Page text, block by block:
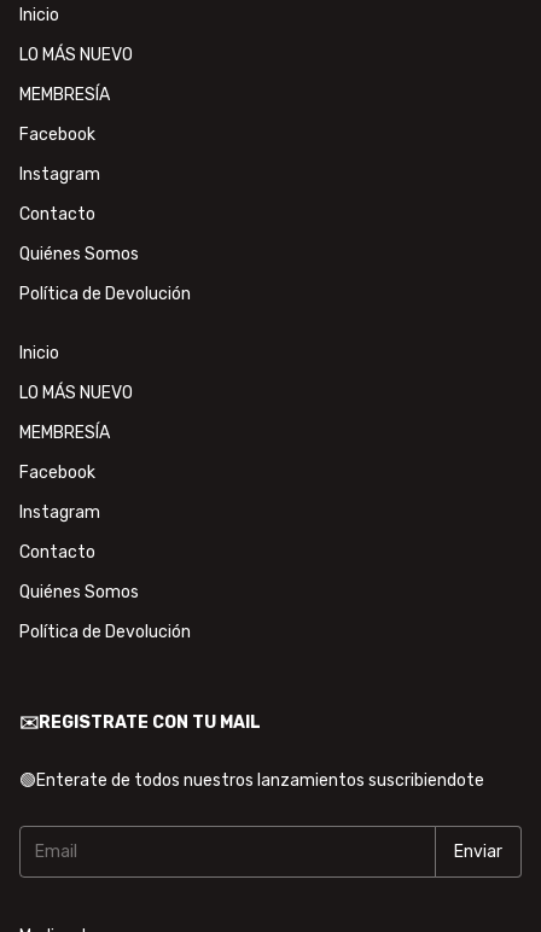
Inicio
LO MÁS NUEVO
MEMBRESÍA
Facebook
Instagram
Contacto
Quiénes Somos
Política de Devolución
Inicio
LO MÁS NUEVO
MEMBRESÍA
Facebook
Instagram
Contacto
Quiénes Somos
Política de Devolución
✉️REGISTRATE CON TU MAIL
🟢Enterate de todos nuestros lanzamientos suscribiendote